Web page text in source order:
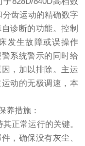
齿运动的精确数字
诊断的功能。控制
发生故障或误操作
系统警示的同时给
，加以排除。主运
动的无极调速，本
养措施：
正常运行的关键。
，确保没有灰尘、